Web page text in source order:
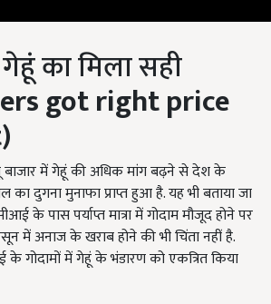
का मिला सही
got right price
बाजार में गेहूं की अधिक मांग बढ़ने से देश के
दुगना मुनाफा प्राप्त हुआ है. यह भी बताया जा
के पास पर्याप्त मात्रा में गोदाम मौजूद होने पर
में अनाज के खराब होने की भी चिंता नहीं है.
गोदामों में गेहूं के भंडारण को एकत्रित किया